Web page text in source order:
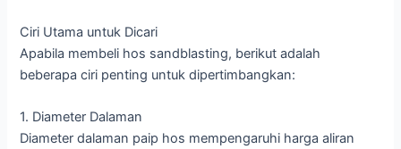
Ciri Utama untuk Dicari
Apabila membeli hos sandblasting, berikut adalah
beberapa ciri penting untuk dipertimbangkan:
1. Diameter Dalaman
Diameter dalaman paip hos mempengaruhi harga aliran